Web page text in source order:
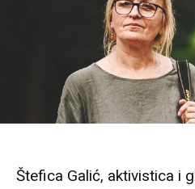
Štefica Galić, aktivistica i